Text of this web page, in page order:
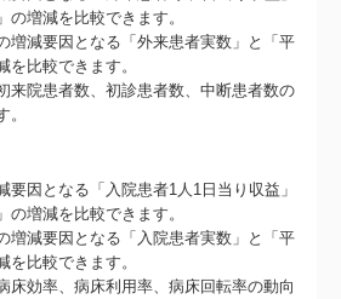
の増減を比較できます。
増減要因となる「外来患者実数」と「平
を比較できます。
来院患者数、初診患者数、中断患者数の
。
要因となる「入院患者1人1日当り収益」
の増減を比較できます。
増減要因となる「入院患者実数」と「平
を比較できます。
床効率、病床利用率、病床回転率の動向